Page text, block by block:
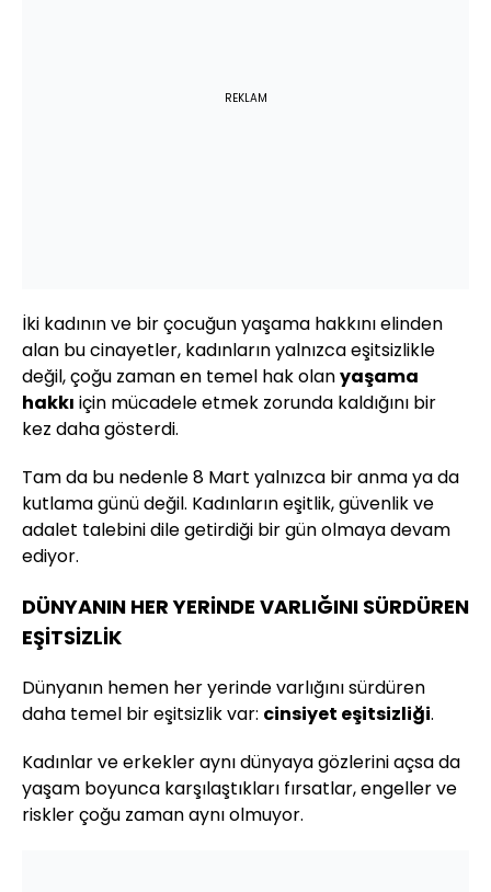
REKLAM
İki kadının ve bir çocuğun yaşama hakkını elinden
alan bu cinayetler, kadınların yalnızca eşitsizlikle
değil, çoğu zaman en temel hak olanyaşama
hakkı için mücadele etmek zorunda kaldığını bir
kez daha gösterdi.
Tam da bu nedenle 8 Mart yalnızca bir anma ya da
kutlama günü değil. Kadınların eşitlik, güvenlik ve
adalet talebini dile getirdiği bir gün olmaya devam
ediyor.
DÜNYANIN HER YERİNDE VARLIĞINI SÜRDÜREN
EŞİTSİZLİK
Dünyanın hemen her yerinde varlığını sürdüren
daha temel bir eşitsizlik var: cinsiyet eşitsizliği.
Kadınlar ve erkekler aynı dünyaya gözlerini açsa da
yaşam boyunca karşılaştıkları fırsatlar, engeller ve
riskler çoğu zaman aynı olmuyor.